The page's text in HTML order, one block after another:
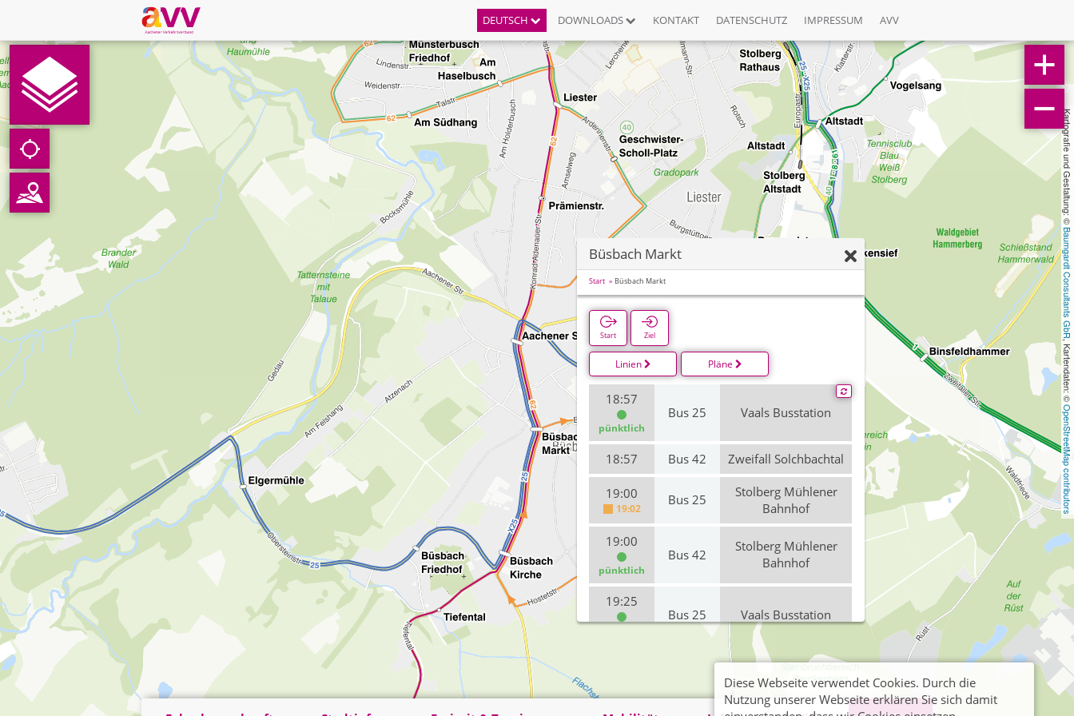
DEUTSCH DOWNLOADS KONTAKT DATENSCHUTZ IMPRESSUM AVV
Kartografie und Gestaltung: ©
Baumgardt Consultants GbR
, Kartendaten: ©
OpenStreetMap contributors
Büsbach Markt
Start Büsbach Markt
Start Ziel
Linien Pläne
18:57
pünktlich
Bus 25 Vaals Busstation
18:57 Bus 42 Zweifall Solchbachtal
19:00
19:02
Bus 25
Stolberg Mühlener
Bahnhof
19:00
pünktlich
Bus 42
Stolberg Mühlener
Bahnhof
19:25
Bus 25 Vaals Busstation
Stolberg Mühlener
Bahnhof
Diese Webseite verwendet Cookies. Durch die
Nutzung unserer Webseite erklären Sie sich damit